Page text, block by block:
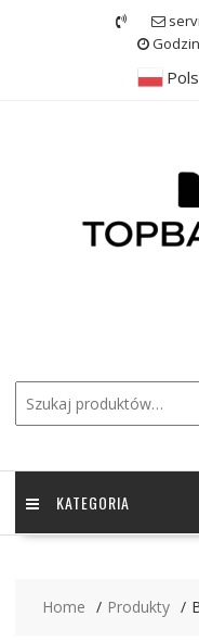
KATEGORIA
Home Produkty